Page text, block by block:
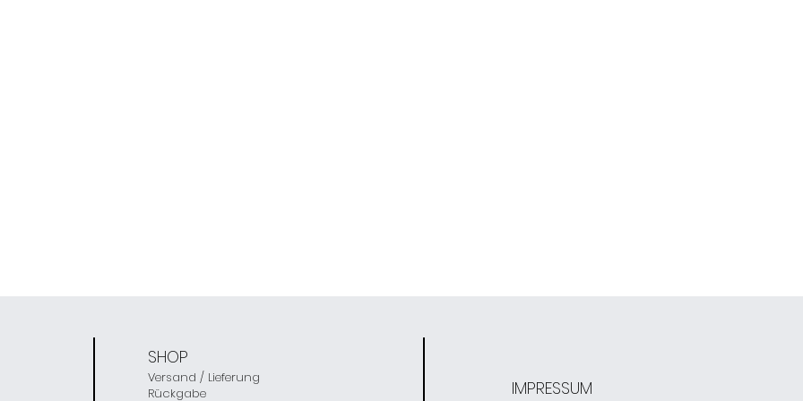
IMPRESSUM
SHOP
Versand / Lieferung
Rückgabe